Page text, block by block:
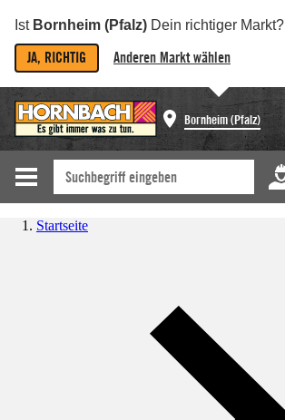
Ist Bornheim (Pfalz) Dein richtiger Markt?
JA, RICHTIG Anderen Markt wählen
Bornheim (Pfalz)
Startseite